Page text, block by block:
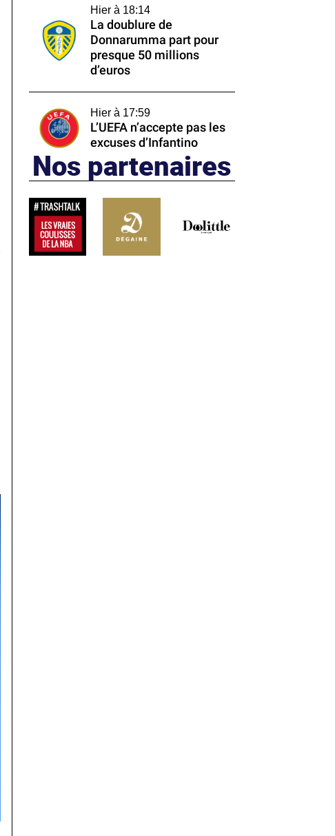
Hier à 18:14
La doublure de
Donnarumma part pour
presque 50 millions
d’euros
Hier à 17:59
L’UEFA n’accepte pas les
excuses d’Infantino
Nos partenaires